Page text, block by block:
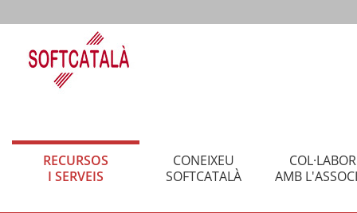
RECURSOS
I SERVEIS
CONEIXEU
SOFTCATALÀ
AMB